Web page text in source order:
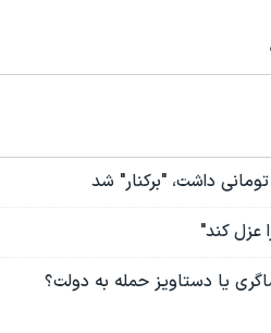
عزل کند"
یا دستاویز حمله به دولت؟